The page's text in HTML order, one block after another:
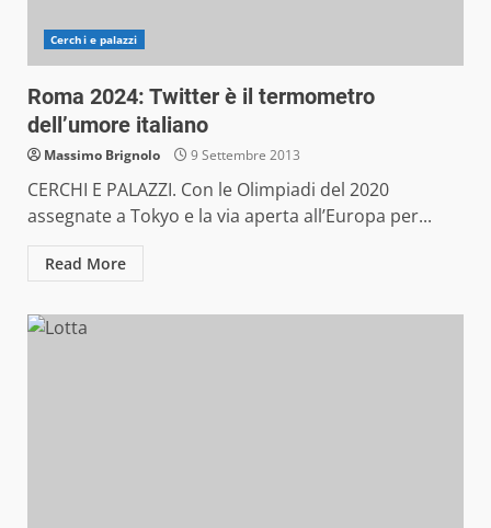
Cerchi e palazzi
Roma 2024: Twitter è il termometro
dell’umore italiano
Massimo Brignolo 9 Settembre 2013
CERCHI E PALAZZI. Con le Olimpiadi del 2020
assegnate a Tokyo e la via aperta all’Europa per...
Read More